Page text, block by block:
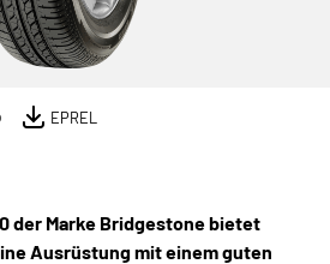
EPREL
der Marke Bridgestone bietet
Ausrüstung mit einem guten